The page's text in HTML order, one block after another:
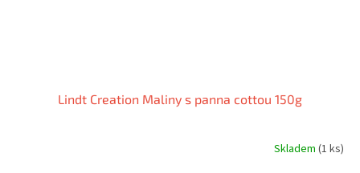
Lindt Creation Maliny s panna cottou 150g
Skladem (1 ks)